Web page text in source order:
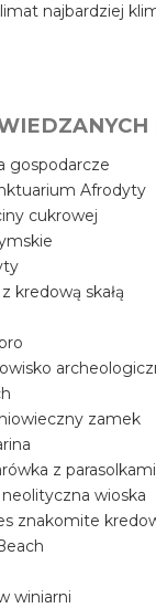
najbardziej
gospodarcze
Afrodyty
cukrowej
kredową skałą
zamek
z parasolkami
wioska
znakomite
winiarni